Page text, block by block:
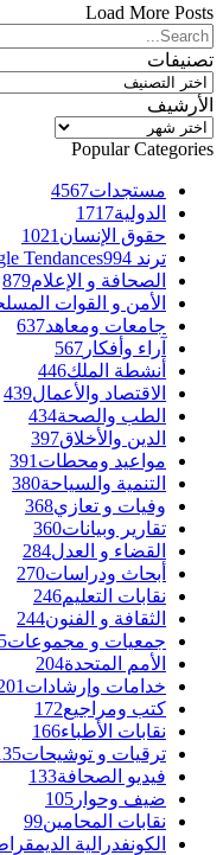
Load More Posts
تصنيفات
تصنيفات
الأرشيف
الأرشيف
Popular Categories
مستجدات4567
الدولية1717
حقوق الإنسان 1021
ترند Trends Google Tendances 994
الصحافة و الإعلام879
الأمن و القوات
جامعات ومعاهد637
آراء وأفكار 567
أنشطة الملك446
الاقتصاد والأعمال439
الطب والصحة434
الدين والأخلاق397
مواعيد ومحطات 391
التنمية والسياحة380
وفيات و تعازي368
تقارير وبيانات360
القضاء و العدل284
أبحاث ودراسات270
نقابات التعليم246
الثقافة و الفنون244
جمعيات و مجموعات
الأمم المتحدة204
خدامات وإرشادات
كتب ومراجيع172
نقابات الأطباء166
ترقيات و توشيحات
فيديو الصحافة133
ضيف وحوار 105
نقابات المحامين99
الكونفدرالية